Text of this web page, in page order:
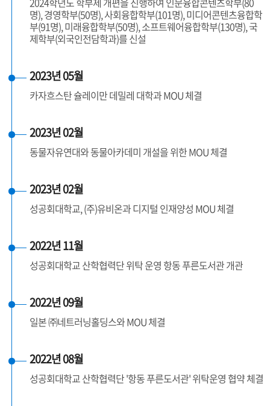
명), 경영학부(50명), 사회융합학부(101명), 미디어콘텐츠융합학
부(91명), 미래융합학부(50명), 소프트웨어융합학부(130명), 국
제학부(외국인전담학과)를 신설
2023년 05월
카자흐스탄 슐레이만 데밀레 대학과 MOU 체결
2023년 02월
동물자유연대와 동물아카데미 개설을 위한 MOU 체결
2023년 02월
성공회대학교, (주)유비온과 디지털 인재양성 MOU 체결
2022년 11월
성공회대학교 산학협력단 위탁 운영 항동 푸른도서관 개관
2022년 09월
일본 ㈜네트러닝홀딩스와 MOU 체결
2022년 08월
성공회대학교 산학협력단 '항동 푸른도서관' 위탁운영 협약 체결